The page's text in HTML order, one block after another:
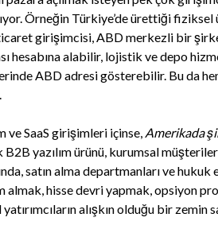
Örneğin Türkiye’de ürettiği
girişimcisi, ABD merkezli bir
hesabına alabilir, lojistik ve depo
ABD adresi gösterebilir. Bu da
ve SaaS girişimleri içinse, Amerikada
B2B yazılım ürünü, kurumsal
satın alma departmanları ve
almak, hisse devri yapmak, opsiyon
alışkın olduğu bir zemin